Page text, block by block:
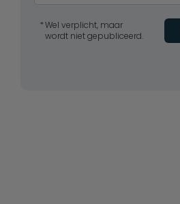
Wel verplicht, maar
wordt niet gepubliceerd.